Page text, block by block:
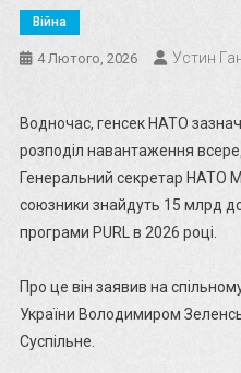
Війна
4 Лютого, 2026 Устин
Водночас, генсек НАТО
розподіл навантаження
Генеральний секретар НАТО
союзники знайдуть 15 млрд
програми PURL в 2026 році.
Про це він заявив на
України Володимиром
Суспільне.